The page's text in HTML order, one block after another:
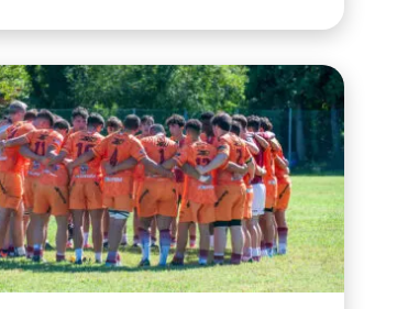
Valorugby Emilia vs
Scandicci Rugby del
29/08/2024